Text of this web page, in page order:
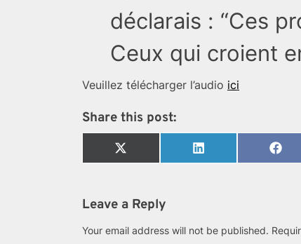
déclarais : “Ces
Ceux qui croient
Veuillez télécharger l’audio ici
Share this post:
Share
on
Share
on
Share
on
Leave a Reply
Your email address will not be published.